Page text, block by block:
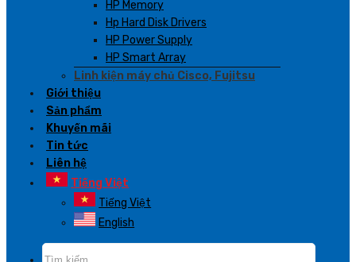
HP Memory
Hp Hard Disk Drivers
HP Power Supply
HP Smart Array
Linh kiện máy chủ Cisco, Fujitsu
Giới thiệu
Sản phẩm
Khuyến mãi
Tin tức
Liên hệ
Tiếng Việt
Tiếng Việt
English